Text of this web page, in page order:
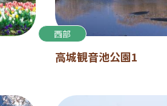
西部
高城観音池公園1